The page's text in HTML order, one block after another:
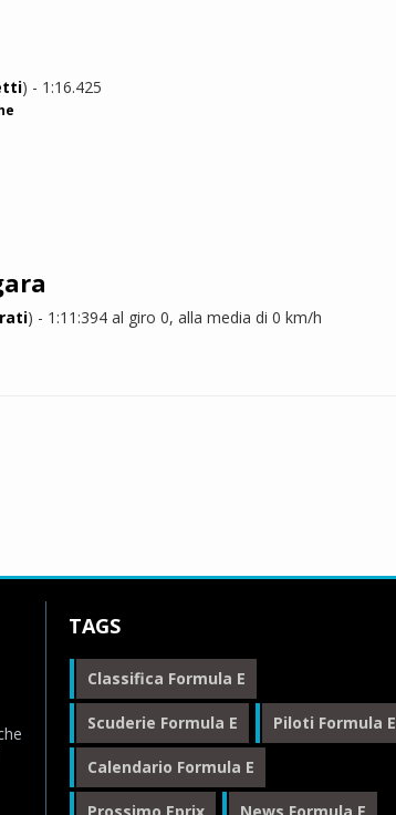
) - 1:16.425
) - 1:11:394 al giro 0, alla media di 0 km/h
TAGS
Classifica Formula E
Scuderie Formula E Piloti Formula E
Calendario Formula E
Prossimo Eprix News Formula E